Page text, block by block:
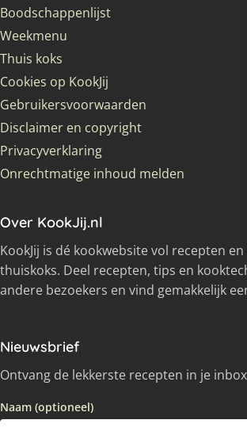
Boodschappenlijst
Weekmenu
Thuis koks
Cookies op KookJij
Gebruikersvoorwaarden
Disclaimer en copyright
Privacyverklaring
Onrechtmatige inhoud melden
Over KookJij.nl
KookJij is dé kookwebsite vol recepten
thuiskoks. Deel recepten, tips en
andere bezoekers en vind gemakkelijk
Nieuwsbrief
Ontvang de lekkerste recepten in je
Naam (optioneel)